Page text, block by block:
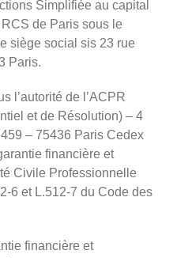
Simplifiée au capital
de Paris sous le
siège social sis 23 rue
Paris.
l’autorité de l’ACPR
et de Résolution) – 4
– 75436 Paris Cedex
financière et
Civile Professionnelle
6 et L.512-7 du Code des
financière et